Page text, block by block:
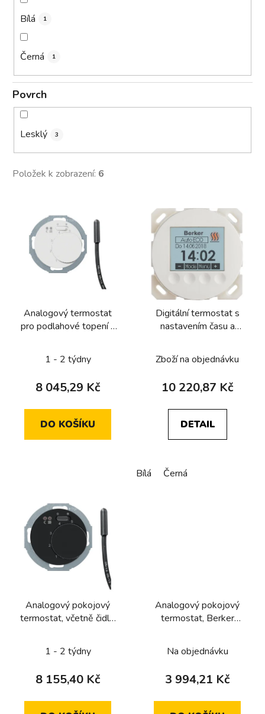
Bílá 1
Černá 1
Povrch
Lesklý 3
Položek k zobrazení: 6
Analogový termostat
pro podlahové topení s
1930/R.Classic, bílá, lesk
1 - 2 týdny
8 045,29 Kč
DO KOŠÍKU
Digitální termostat s
nastavením času a
R.1/R.3/R.8/R.Classic
Zboží na objednávku
10 220,87 Kč
DETAIL
Bílá Černá
Analogový pokojový
termostat, včetně čidla,
černá, lesk
1 - 2 týdny
8 155,40 Kč
Analogový pokojový
termostat, Berker
Na objednávku
3 994,21 Kč